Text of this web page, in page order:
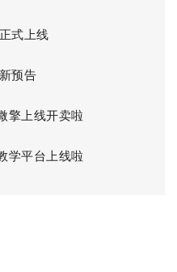
式上线
预告
擎上线开卖啦
学平台上线啦